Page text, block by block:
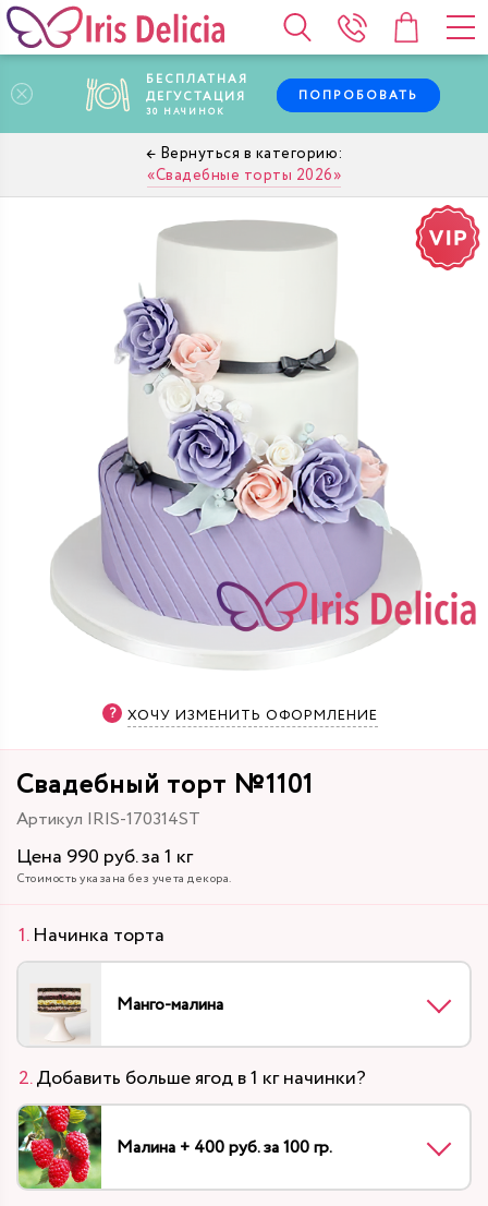
БЕСПЛАТНАЯ
ДЕГУСТАЦИЯ
30 НАЧИНОК
ПОПРОБОВАТЬ
Свадебные торты 2026
ХОЧУ ИЗМЕНИТЬ ОФОРМЛЕНИЕ
Свадебный торт №1101
Артикул IRIS-170314ST
Цена 990 руб. за 1 кг
Стоимость указана без учета декора.
Начинка торта
Манго-малина
Добавить больше ягод в 1 кг начинки?
Малина + 400 руб. за 100 гр.